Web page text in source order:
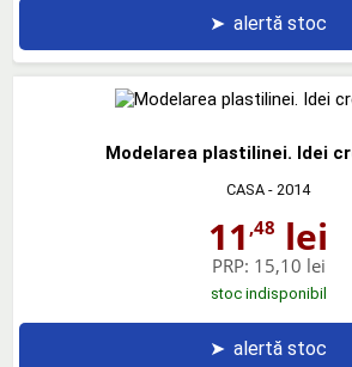
➤ alertă stoc
Modelarea plastilinei. Idei
CASA - 2014
11 ,48 lei
PRP: 15,10 lei
stoc indisponibil
➤ alertă stoc